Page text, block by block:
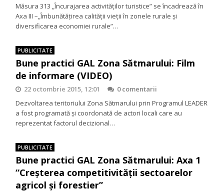
Măsura 313 „Încurajarea activităţilor turistice” se încadrează în
Axa III –„Îmbunătăţirea calităţii vieţii în zonele rurale şi
diversificarea economiei rurale”…
PUBLICITATE
Bune practici GAL Zona Sătmarului: Film
de informare (VIDEO)
22 octombrie 2015, 12:01
0 comentarii
Dezvoltarea teritoriului Zona Sătmarului prin Programul LEADER
a fost programată și coordonată de actori locali care au
reprezentat factorul decizional…
PUBLICITATE
Bune practici GAL Zona Sătmarului: Axa 1
“Creşterea competitivităţii sectoarelor
agricol şi forestier”